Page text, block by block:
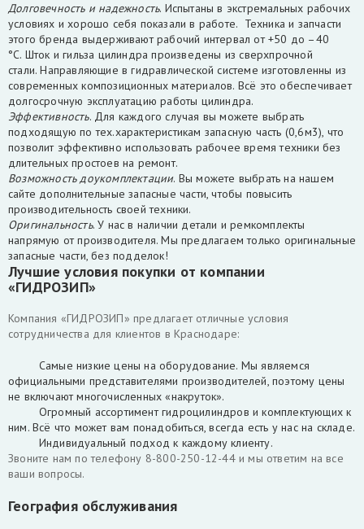
Долговечность и надежность. Испытаны в экстремальных рабочих
условиях и хорошо себя показали в работе. Техника и запчасти
этого бренда выдерживают рабочий интервал от +50 до –40
°С. Шток и гильза цилиндра произведены из сверхпрочной
стали. Направляющие в гидравлической системе изготовленны из
современных композиционных материалов. Всё это обеспечивает
долгосрочную эксплуатацию работы цилиндра.
Эффективность. Для каждого случая вы можете выбрать
подходящую по тех.характеристикам запасную часть (0,6м3), что
позволит эффективно использовать рабочее время техники без
длительных простоев на ремонт.
Возможность доукомплектации. Вы можете выбрать на нашем
сайте дополнительные запасные части, чтобы повысить
производительность своей техники.
Оригинальность. У нас в наличии детали и ремкомплекты
напрямую от производителя. Мы предлагаем только оригинальные
запасные части, без подделок!
Лучшие условия покупки от компании
«ГИДРОЗИП»
Компания «ГИДРОЗИП» предлагает отличные условия
сотрудничества для клиентов в Краснодаре:
Самые низкие цены на оборудование. Мы являемся
официальными представителями производителей, поэтому цены
не включают многочисленных «накруток».
Огромный ассортимент гидроцилиндров и комплектующих к
ним. Всё что может вам понадобиться, всегда есть у нас на складе.
Индивидуальный подход к каждому клиенту.
Звоните нам по телефону 8-800-250-12-44 и мы ответим на все
ваши вопросы.
География обслуживания